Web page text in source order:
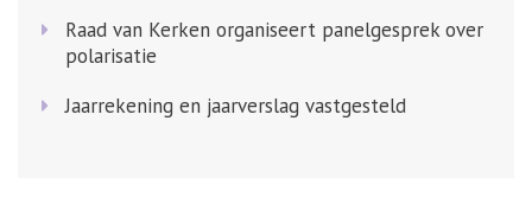
Raad van Kerken organiseert panelgesprek over
polarisatie
Jaarrekening en jaarverslag vastgesteld